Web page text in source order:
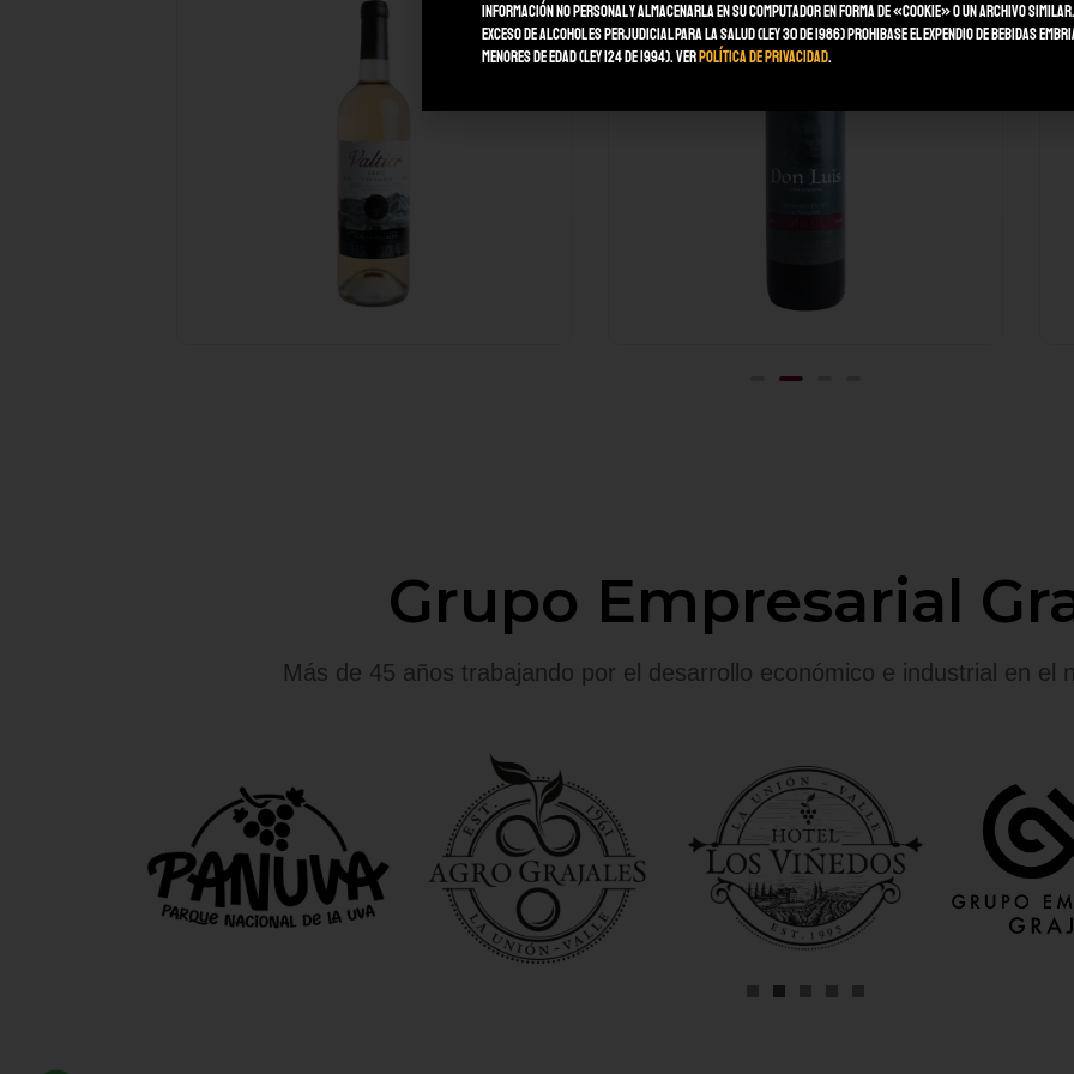
Grupo Empresarial
Más de 45 años trabajando por el desarrollo económico e industrial en el
información no personal y almacenarla en su computador en forma de «Cookie» o un archivo
Exceso de alcohol es perjudicial para la salud (Ley 30 de 1986) Prohibase el expendio de bebidas
menores de edad (Ley 124 de 1994). Ver Política de Privacidad.